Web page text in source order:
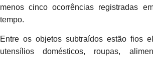
menos cinco ocorrências registradas
tempo.
Entre os objetos subtraídos estão fios
utensílios domésticos, roupas,